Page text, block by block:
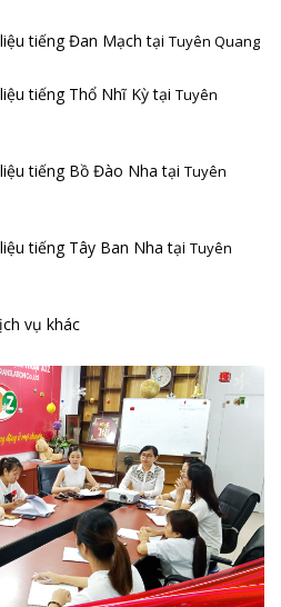
tiếng Đan Mạch tại Tuyên Quang
tiếng Thổ Nhĩ Kỳ tại Tuyên
tiếng Bồ Đào Nha tại Tuyên
tiếng Tây Ban Nha tại Tuyên
vụ khác